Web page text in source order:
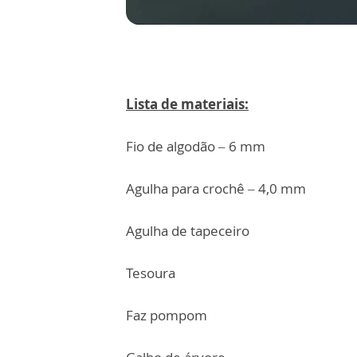
Lista de materiais:
Fio de algodão – 6 mm
Agulha para crochê – 4,0 mm
Agulha de tapeceiro
Tesoura
Faz pompom